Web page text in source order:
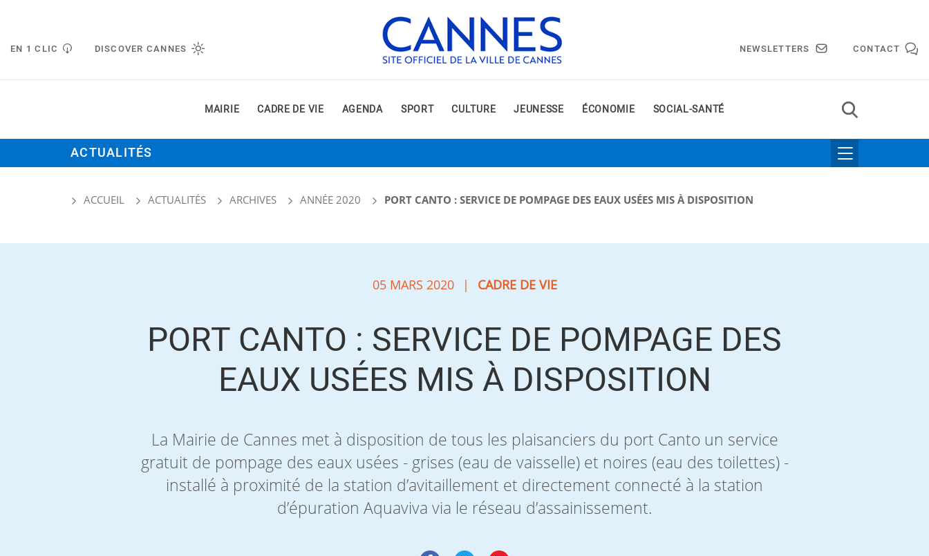
EN 1 CLIC DISCOVER CANNES NEWSLETTERS CONTACT
MAIRIE CADRE DE VIE AGENDA SPORT CULTURE JEUNESSE ÉCONOMIE SOCIAL-SANTÉ
ACTUALITÉS
ACCUEIL ACTUALITÉS ARCHIVES ANNÉE 2020 PORT CANTO : SERVICE DE POMPAGE DES EAUX USÉES MIS À DISPOSITION
05 MARS 2020 | CADRE DE VIE
PORT CANTO : SERVICE DE POMPAGE DES
EAUX USÉES MIS À DISPOSITION
La Mairie de Cannes met à disposition de tous les plaisanciers du port Canto un service
gratuit de pompage des eaux usées - grises (eau de vaisselle) et noires (eau des toilettes) -
installé à proximité de la station d’avitaillement et directement connecté à la station
d’épuration Aquaviva via le réseau d’assainissement.